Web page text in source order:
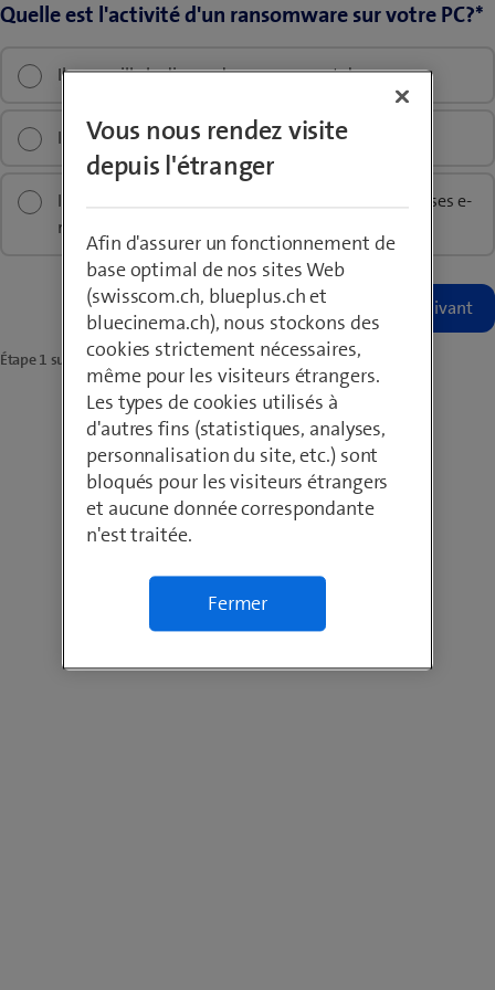
Étape1 sur 12- Protection contre les menaces
Quelle est l'activité d'un ransomware sur votre PC?*
Il verrouille le disque dur avec un mot de passe
Il crypte les données
Il est envoyé automatiquement à toutes les adresses e-
mail
Vous nous rendez visite
depuis l'étranger
Afin d'assurer un fonctionnement de
base optimal de nos sites Web
(swisscom.ch, blueplus.ch et
bluecinema.ch), nous stockons des
cookies strictement nécessaires,
même pour les visiteurs étrangers.
Les types de cookies utilisés à
d'autres fins (statistiques, analyses,
personnalisation du site, etc.) sont
bloqués pour les visiteurs étrangers
et aucune donnée correspondante
n'est traitée.
Fermer